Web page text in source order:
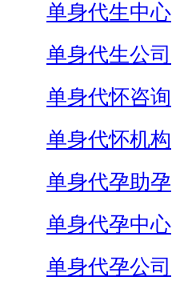
单身代生中心
单身代生公司
单身代怀咨询
单身代怀机构
单身代孕助孕
单身代孕中心
单身代孕公司